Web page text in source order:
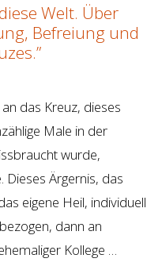
Welt. Über
Befreiung und
das Kreuz, dieses
Male in der
wurde,
Dieses Ärgernis, das
eigene Heil, individuell
dann an
Kollege …